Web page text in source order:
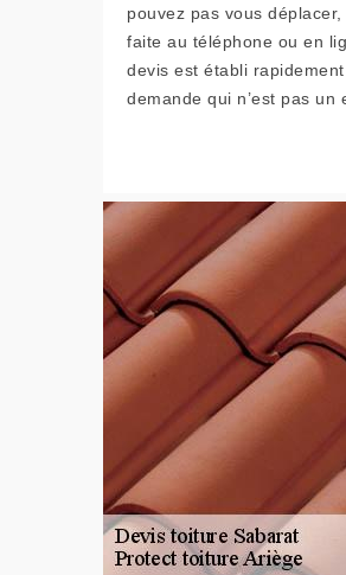
pouvez pas vous
faite au téléphone ou en
devis est établi
demande qui n’est pas un